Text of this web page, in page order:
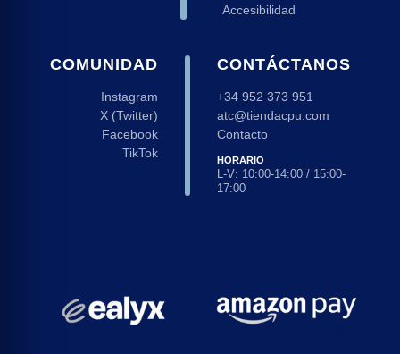
Accesibilidad
COMUNIDAD
Instagram
X (Twitter)
Facebook
TikTok
CONTÁCTANOS
+34 952 373 951
atc@tiendacpu.com
Contacto
HORARIO
L-V: 10:00-14:00 / 15:00-
17:00